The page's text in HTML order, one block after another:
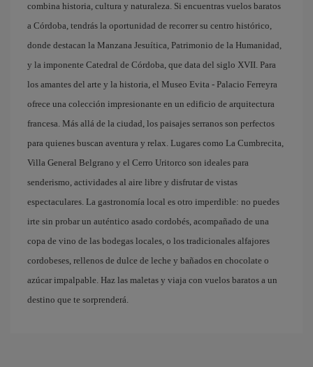
combina historia, cultura y naturaleza. Si encuentras vuelos baratos
a Córdoba, tendrás la oportunidad de recorrer su centro histórico,
donde destacan la Manzana Jesuítica, Patrimonio de la Humanidad,
y la imponente Catedral de Córdoba, que data del siglo XVII. Para
los amantes del arte y la historia, el Museo Evita - Palacio Ferreyra
ofrece una colección impresionante en un edificio de arquitectura
francesa. Más allá de la ciudad, los paisajes serranos son perfectos
para quienes buscan aventura y relax. Lugares como La Cumbrecita,
Villa General Belgrano y el Cerro Uritorco son ideales para
senderismo, actividades al aire libre y disfrutar de vistas
espectaculares. La gastronomía local es otro imperdible: no puedes
irte sin probar un auténtico asado cordobés, acompañado de una
copa de vino de las bodegas locales, o los tradicionales alfajores
cordobeses, rellenos de dulce de leche y bañados en chocolate o
azúcar impalpable. Haz las maletas y viaja con vuelos baratos a un
destino que te sorprenderá.